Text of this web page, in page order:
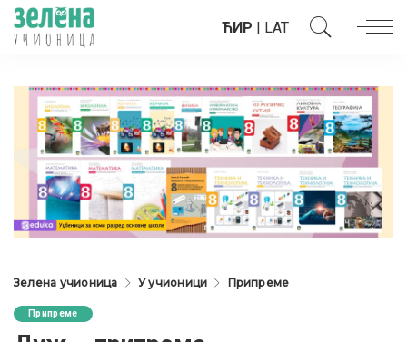
ЋИР | LAT
Зелена учионица У учионици Припреме
Припреме